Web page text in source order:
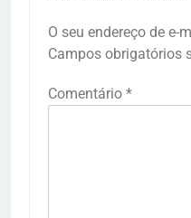
O seu endereço de e-
Campos obrigatórios
Comentário *